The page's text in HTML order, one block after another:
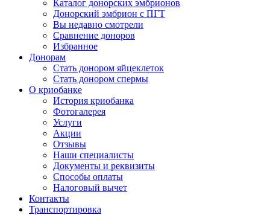
Каталог донорских эмбрионов
Донорский эмбрион с ПГТ
Вы недавно смотрели
Сравнение доноров
Избранное
Донорам
Стать донором яйцеклеток
Стать донором спермы
О криобанке
История криобанка
Фотогалерея
Услуги
Акции
Отзывы
Наши специалисты
Документы и реквизиты
Способы оплаты
Налоговый вычет
Контакты
Транспортировка